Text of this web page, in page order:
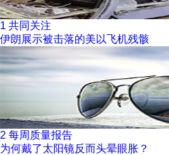
1 共同关注
伊朗展示被击落的美以飞机残骸
2 每周质量报告
为何戴了太阳镜反而头晕眼胀？